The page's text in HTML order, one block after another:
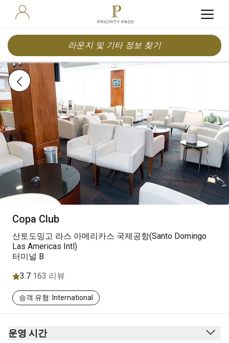
라운지 및 기타 정보 찾기
Copa Club
산토도밍고 라스 아메리카스 국제공항(Santo Domingo
Las Americas Intl)
터미널 B
3.7 163 리뷰
승객 유형: International
운영 시간